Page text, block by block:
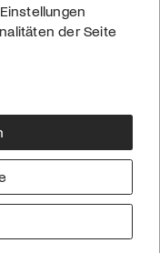
Impressum
der Seite